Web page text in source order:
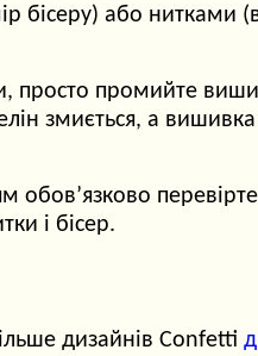
бісеру) або нитками
просто промийте
змиється, а вишивка
обов’язково
і бісер.
дизайнів Confetti